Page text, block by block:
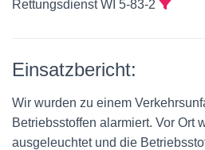
Rettungsdienst WI 5-83-2
Einsatzbericht:
Wir wurden zu einem
Betriebsstoffen alarmiert. Vor Ort
ausgeleuchtet und die